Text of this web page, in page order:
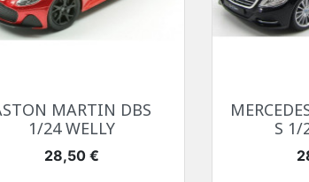
Aperçu rapide
MARTIN DBS
1/24 WELLY
Prix
28,50 €
S 1/